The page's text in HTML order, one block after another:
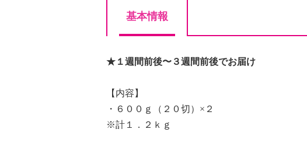
基本情報
★１週間前後〜３週間前後でお届け
【内容】
・６００ｇ（２０切）×２
※計１．２ｋｇ